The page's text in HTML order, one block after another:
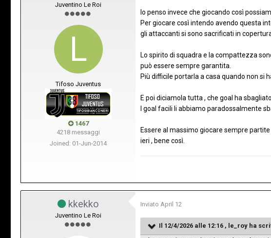
Juventino Le Roi
Tifoso Juventus
1467
4218 messaggi
Joined: 01-Jun-2014
Io penso invece che giocando così
Per giocare così intendo avendo questa
gli attaccanti si sono sacrificati in
Lo spirito di squadra e la compattezza
può essere sempre garantita.
Più difficile portarla a casa quando non si
E poi diciamola tutta , che goal ha
I goal facili li abbiamo paradossalmente
Essere al massimo giocare sempre
ieri , bene così.
kkekko
Juventino Le Roi
Inviato April 12
Il 12/4/2026 alle 12:16 , le_roy ha